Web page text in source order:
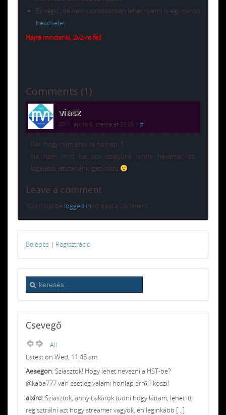
És végül, de nem utolsósorban lehet nyerni is egy csinos
headsetet.
Hajrá mindenki, 2v2-re fel!
Comments (1)
viasz
2011. április 6. szerda at 22:28 #
Kár, hogy nem érek rá holnap :S
Na nem mint ha sok esélyünk lenne haverral, de
legalább játszanánk igazi tétre
Leave a comment
You must be logged in to post a comment.
Belépés | Regisztráció
Csevegő
All
Latest on Wed, 11:48 am
Aeaegon: Sziasztok! Hogy lehet nevezni a HST-be?
@kaba777 van esetleg valami honlap erről? köszi!
alxird: Sziasztok, annyit akarok tudni hogy láttam, lehet itt
regisztrálni azt hogy streamer vagyok, én leginkább [...]